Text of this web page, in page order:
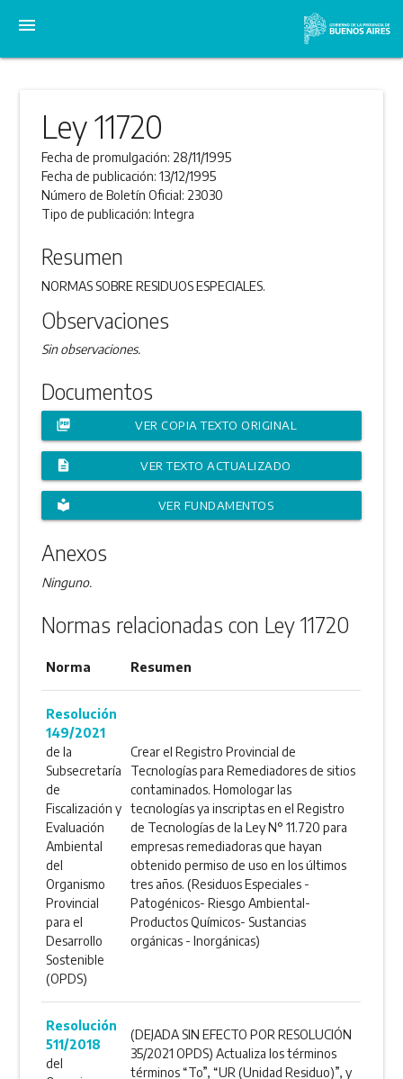
menu
Ley 11720
Fecha de promulgación: 28/11/1995
Fecha de publicación:13/12/1995
Número de Boletín Oficial: 23030
Tipo de publicación:Integra
Resumen
NORMAS SOBRE RESIDUOS ESPECIALES.
Observaciones
Sin observaciones.
Documentos
picture_as_pdf VER COPIA TEXTO ORIGINAL
description VER TEXTO ACTUALIZADO
local_library VER FUNDAMENTOS
Anexos
Ninguno.
Normas relacionadas con Ley 11720
Norma Resumen
Resolución
149/2021
de la
Subsecretaría
de
Fiscalización y
Evaluación
Ambiental
del
Organismo
Provincial
para el
Desarrollo
Sostenible
(OPDS)
Crear el Registro Provincial de
Tecnologías para Remediadores de sitios
contaminados. Homologar las
tecnologías ya inscriptas en el Registro
de Tecnologías de la Ley N° 11.720 para
empresas remediadoras que hayan
obtenido permiso de uso en los últimos
tres años. (Residuos Especiales -
Patogénicos- Riesgo Ambiental-
Productos Químicos- Sustancias
orgánicas - Inorgánicas)
Resolución
511/2018
del
(DEJADA SIN EFECTO POR RESOLUCIÓN
35/2021 OPDS) Actualiza los términos
términos “To”, “UR (Unidad Residuo)”, y